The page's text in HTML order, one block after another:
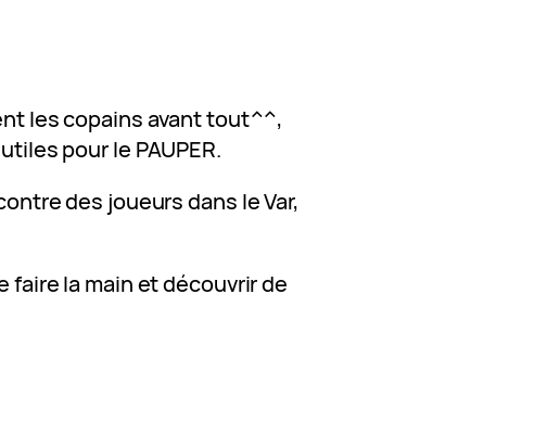
les copains avant tout^^,
pour le PAUPER.
des joueurs dans le Var,
faire la main et découvrir de